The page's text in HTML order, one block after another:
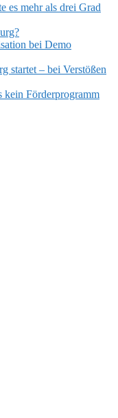
es mehr als drei Grad
bei Demo
startet – bei Verstößen
kein Förderprogramm